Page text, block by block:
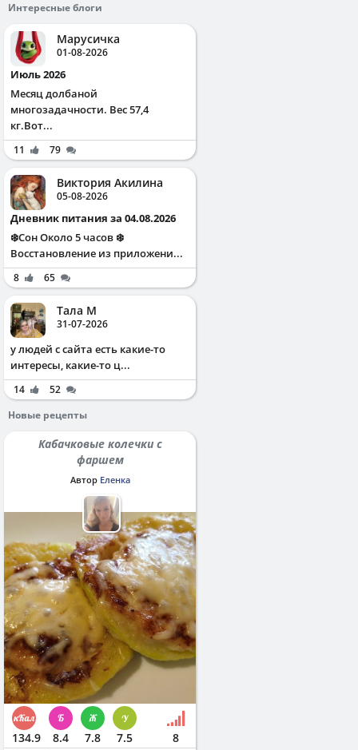
Интересные блоги
Марусичка
01-08-2026
Июль 2026
Месяц долбаной
многозадачности. Вес 57,4
кг.Вот...
11 79
Виктория Акилина
05-08-2026
Дневник питания за 04.08.2026
❄️Сон Около 5 часов ❄️
Восстановление из приложени...
8 65
Тала М
31-07-2026
у людей с сайта есть какие-то
интересы, какие-то ц...
14
52
Новые рецепты
Кабачковые колечки с
фаршем
Автор Еленка
134.9 8.4 7.8 7.5 8